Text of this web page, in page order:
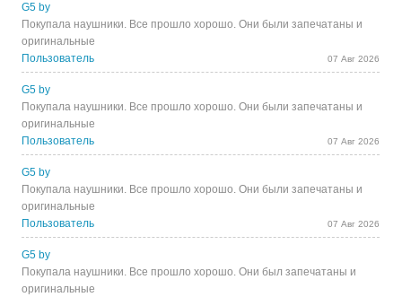
G5 by
Покупала наушники. Все прошло хорошо. Они были запечатаны и
оригинальные
Пользователь
07 Авг 2026
G5 by
Покупала наушники. Все прошло хорошо. Они были запечатаны и
оригинальные
Пользователь
07 Авг 2026
G5 by
Покупала наушники. Все прошло хорошо. Они были запечатаны и
оригинальные
Пользователь
07 Авг 2026
G5 by
Покупала наушники. Все прошло хорошо. Они был запечатаны и
оригинальные